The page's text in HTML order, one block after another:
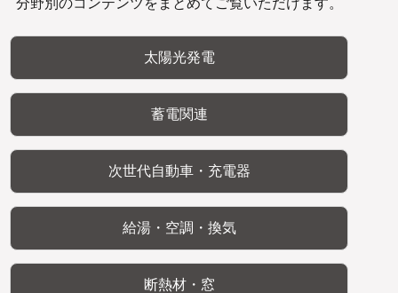
分野別のコンテンツをまとめてご覧いただけます。
太陽光発電
蓄電関連
次世代自動車・充電器
給湯・空調・換気
断熱材・窓